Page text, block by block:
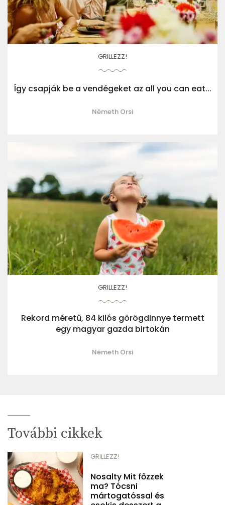
GRILLEZZ!
Így csapják be a vendégeket az all you can eat...
Németh Orsi
GRILLEZZ!
Rekord méretű, 84 kilós görögdinnye termett
egy magyar gazda birtokán
Németh Orsi
További cikkek
GRILLEZZ!
Nosalty Mit főzzek
ma? Tócsni
mártogatóssal és